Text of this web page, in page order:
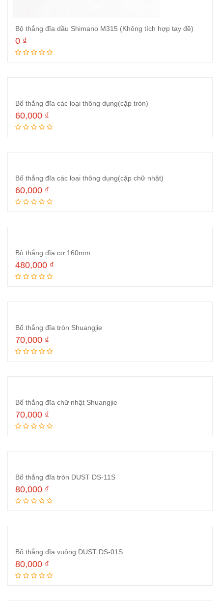
Bộ thắng đĩa dầu Shimano M315 (Không tích hợp tay đề)
0 ₫
Bố thắng đĩa các loại thông dụng(cặp tròn)
60,000 ₫
Bố thắng đĩa các loại thông dụng(cặp chữ nhật)
60,000 ₫
Bộ thắng đĩa cơ 160mm
480,000 ₫
Bố thắng đĩa tròn Shuangjie
70,000 ₫
Bố thắng đĩa chữ nhật Shuangjie
70,000 ₫
Bố thắng đĩa tròn DUST DS-11S
80,000 ₫
Bố thắng đĩa vuông DUST DS-01S
80,000 ₫